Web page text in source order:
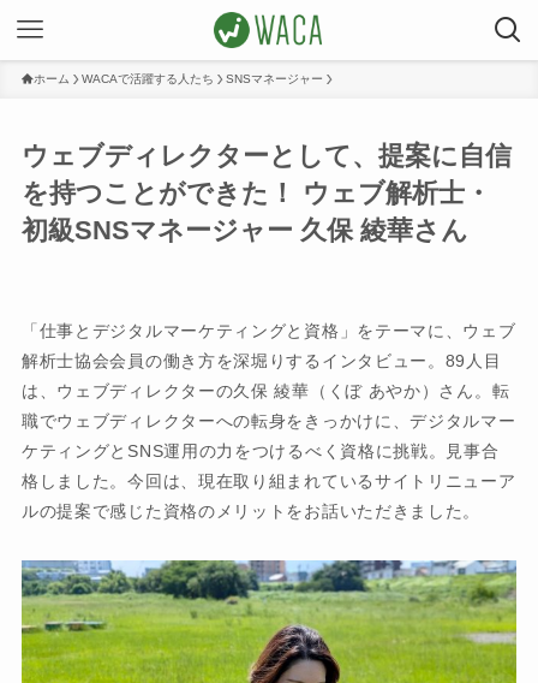
ホーム WACAで活躍する人たち SNSマネージャー
ウェブディレクターとして、提案に自信
を持つことができた！ ウェブ解析士・
初級SNSマネージャー 久保 綾華さん
「仕事とデジタルマーケティングと資格」をテーマに、ウェブ
解析士協会会員の働き方を深堀りするインタビュー。89人目
は、ウェブディレクターの久保 綾華（くぼ あやか）さん。転
職でウェブディレクターへの転身をきっかけに、デジタルマー
ケティングとSNS運用の力をつけるべく資格に挑戦。見事合
格しました。今回は、現在取り組まれているサイトリニューア
ルの提案で感じた資格のメリットをお話いただきました。